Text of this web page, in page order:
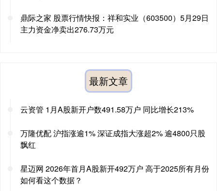
鼎际之家 股票行情快报：祥和实业（603500）5月29日
主力资金净卖出276.73万元
最新文章
云资管 1月A股新开户数491.58万户 同比增长213%
万隆优配 沪指涨逾1% 深证成指大涨超2% 逾4800只股
飘红
星迈网 2026年首月A股新开492万户 高于2025所有月份
如何看这个数据？